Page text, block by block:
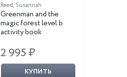
Reed, Susannah
Greenman and the
magic forest level b
activity book
2 995 ₽
КУПИТЬ